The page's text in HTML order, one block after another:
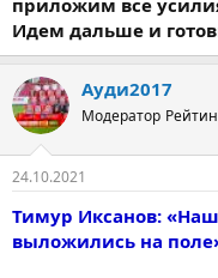
Идем дальше и
Ауди2017
Модератор
24.10.2021
Тимур Иксанов:
выложились на